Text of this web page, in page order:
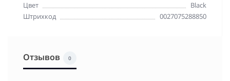
Цвет
Black
Штрихкод
0027075288850
Отзывов 0